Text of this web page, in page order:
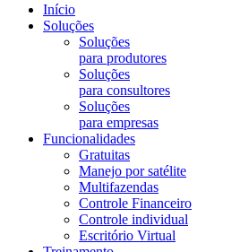
Início
Soluções
Soluções
para produtores
Soluções
para consultores
Soluções
para empresas
Funcionalidades
Gratuitas
Manejo por satélite
Multifazendas
Controle Financeiro
Controle individual
Escritório Virtual